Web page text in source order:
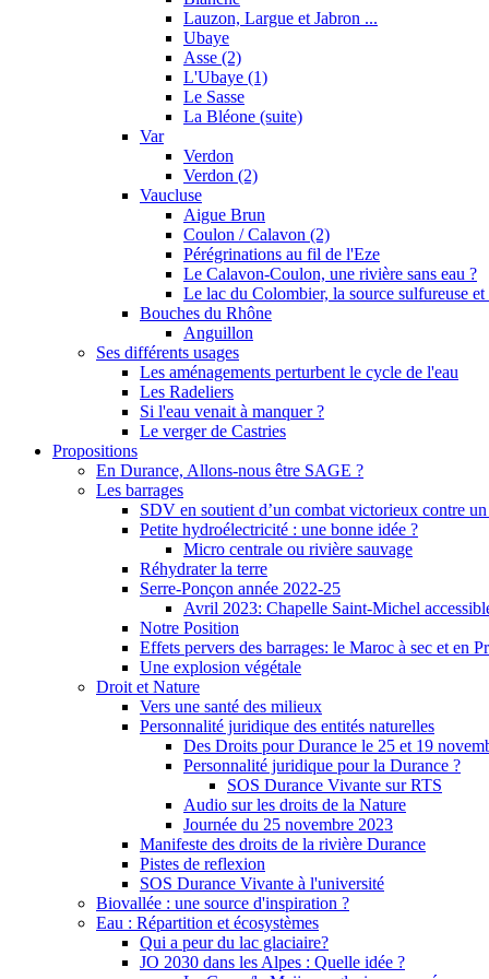
Lauzon, Largue et Jabron ...
Ubaye
Asse (2)
L'Ubaye (1)
Le Sasse
La Bléone (suite)
Var
Verdon
Verdon (2)
Vaucluse
Aigue Brun
Coulon / Calavon (2)
Pérégrinations au fil de l'Eze
Le Calavon-Coulon, une rivière sans eau ?
Le lac du Colombier, la source sulfureuse
Bouches du Rhône
Anguillon
Ses différents usages
Les aménagements perturbent le cycle de l'eau
Les Radeliers
Si l'eau venait à manquer ?
Le verger de Castries
Propositions
En Durance, Allons-nous être SAGE ?
Les barrages
SDV en soutient d’un combat victorieux contre un
Petite hydroélectricité : une bonne idée ?
Micro centrale ou rivière sauvage
Réhydrater la terre
Serre-Ponçon année 2022-25
Avril 2023: Chapelle Saint-Michel
Notre Position
Effets pervers des barrages: le Maroc à sec et en
Une explosion végétale
Droit et Nature
Vers une santé des milieux
Personnalité juridique des entités naturelles
Des Droits pour Durance le 25 et 19
Personnalité juridique pour la Durance ?
SOS Durance Vivante sur RTS
Audio sur les droits de la Nature
Journée du 25 novembre 2023
Manifeste des droits de la rivière Durance
Pistes de reflexion
SOS Durance Vivante à l'université
Biovallée : une source d'inspiration ?
Eau : Répartition et écosystèmes
Qui a peur du lac glaciaire?
JO 2030 dans les Alpes : Quelle idée ?